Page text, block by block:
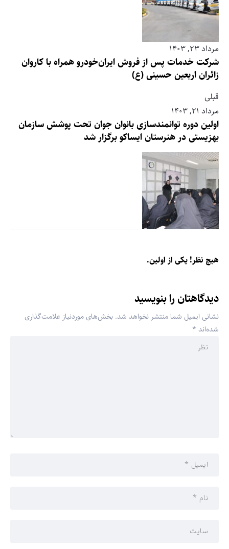
مرداد ۲۳, ۱۴۰۳
شرکت خدمات پس از فروش ایران‌خودرو همراه با کاروان
زائران اربعین حسینی (ع)
قبلی
مرداد ۲۱, ۱۴۰۳
اولین دوره توانمندسازی بانوان جوان تحت پوشش سازمان
بهزیستی در هنرستان ایساکو برگزار شد
هیچ نظر! یکی از اولین.
دیدگاهتان را بنویسید
نشانی ایمیل شما منتشر نخواهد شد. بخش‌های موردنیاز علامت‌گذاری
شده‌اند *